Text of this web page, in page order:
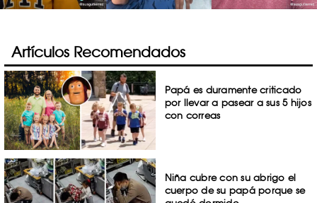
Artículos Recomendados
Papá es duramente criticado
por llevar a pasear a sus 5 hijos
con correas
Niña cubre con su abrigo el
cuerpo de su papá porque se